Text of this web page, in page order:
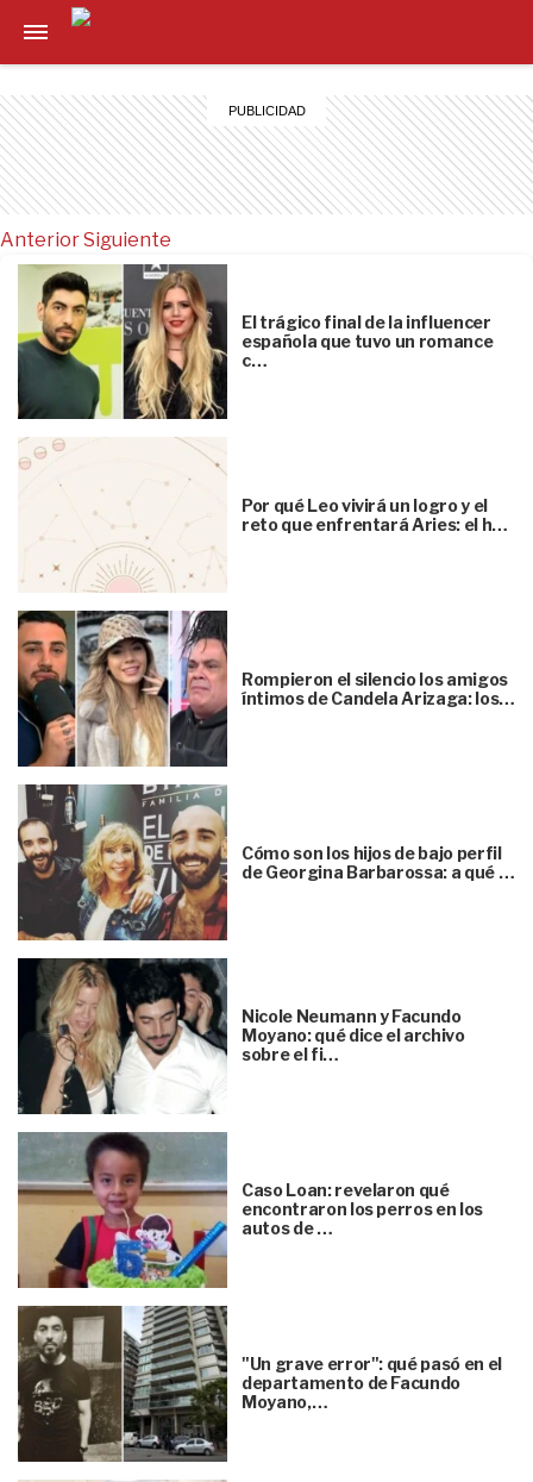
Anterior
El trágico final de la influencer
española que tuvo un romance
c…
Por qué Leo vivirá un logro y el
reto que enfrentará Aries: el h…
Rompieron el silencio los amigos
íntimos de Candela Arizaga: los…
Cómo son los hijos de bajo perfil
de Georgina Barbarossa: a qué …
Nicole Neumann y Facundo
Moyano: qué dice el archivo
sobre el fi…
Caso Loan: revelaron qué
encontraron los perros en los
autos de …
"Un grave error": qué pasó en el
departamento de Facundo
Moyano,…
Siguiente